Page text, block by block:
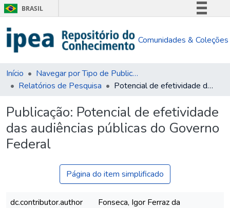
BRASIL
Comunica BR
Acesso à informação
Legislação
Comunidades & Coleções
Início
Navegar por Tipo de Publicação
Relatórios de Pesquisa
Potencial de efetividade das audiências públicas do Governo Federal
Publicação: Potencial de efetividade
das audiências públicas do Governo
Federal
Página do item simplificado
dc.contributor.author
Fonseca, Igor Ferraz da